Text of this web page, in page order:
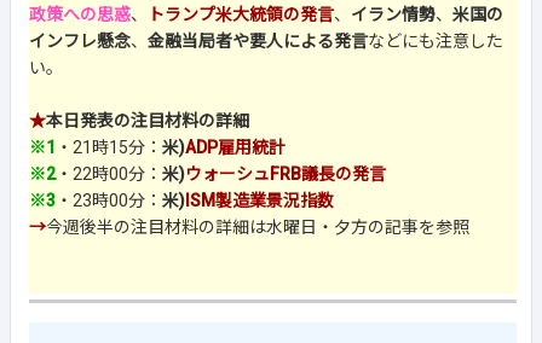
政策への思惑、 トランプ米大統領の発言、 イラン情勢、 米国の
インフレ懸念、 金融当局者や要人による発言などにも注意した
い。
★本日発表の注目材料の詳細
※1 ・21時15分： 米)ADP雇用統計
※2・22時00分： 米)ウォーシュFRB議長の発言
※3 ・23時00分： 米) ISM製造業景況指数
→今週後半の注目材料の詳細は水曜日・夕方の記事を参照